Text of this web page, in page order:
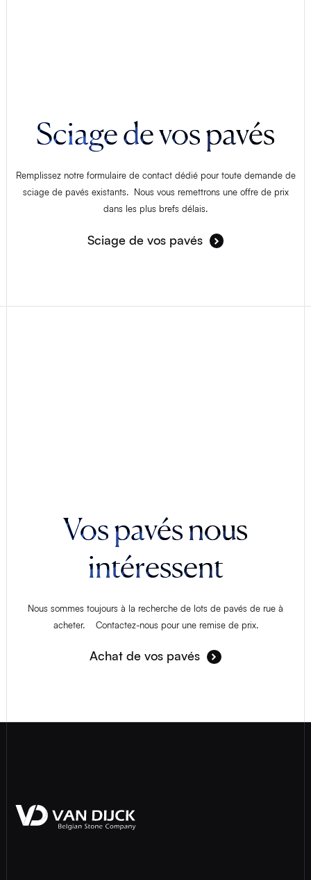
Sciage de vos pavés
Remplissez notre formulaire de contact dédié pour toute demande de
sciage de pavés existants. Nous vous remettrons une offre de prix
dans les plus brefs délais.
Sciage de vos pavés
Vos pavés nous
intéressent
Nous sommes toujours à la recherche de lots de pavés de rue à
acheter. Contactez-nous pour une remise de prix.
Achat de vos pavés